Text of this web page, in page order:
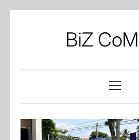
BiZ
Menu